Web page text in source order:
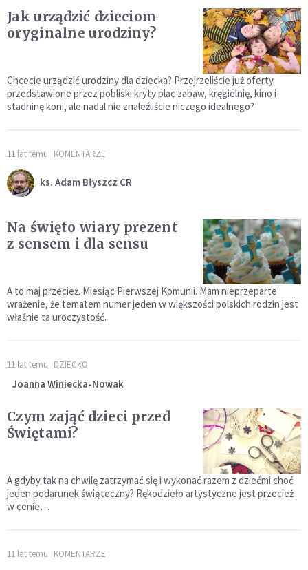
Jak urządzić dzieciom
oryginalne urodziny?
Chcecie urządzić urodziny dla dziecka? Przejrzeliście już oferty
przedstawione przez pobliski kryty plac zabaw, kręgielnię, kino i
stadninę koni, ale nadal nie znaleźliście niczego idealnego?
11 lat temu KOMENTARZE
ks. Adam Błyszcz CR
Na święto wiary prezent
z sensem i dla sensu
A to maj przecież. Miesiąc Pierwszej Komunii. Mam nieprzeparte
wrażenie, że tematem numer jeden w większości polskich rodzin jest
właśnie ta uroczystość.
11 lat temu DZIECKO
Joanna Winiecka-Nowak
Czym zająć dzieci przed
Świętami?
A gdyby tak na chwilę zatrzymać się i wykonać razem z dziećmi choć
jeden podarunek świąteczny? Rękodzieło artystyczne jest przecież
w cenie…
11 lat temu KOMENTARZE